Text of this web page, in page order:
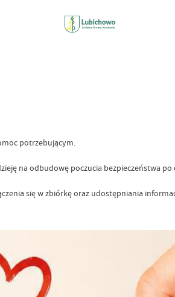
potrzebującym.
na odbudowę poczucia bezpieczeństwa
się w zbiórkę oraz udostępniania